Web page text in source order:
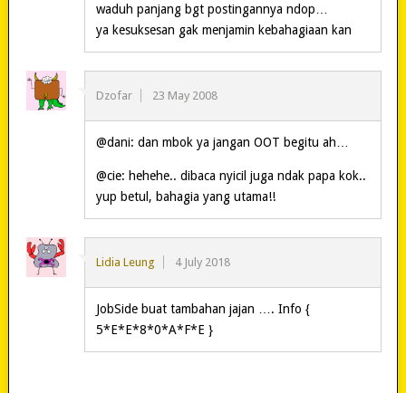
waduh panjang bgt postingannya ndop…
ya kesuksesan gak menjamin kebahagiaan kan
Dzofar 23 May 2008
@dani: dan mbok ya jangan OOT begitu ah…
@cie: hehehe.. dibaca nyicil juga ndak papa kok..
yup betul, bahagia yang utama!!
Lidia Leung 4 July 2018
JobSide buat tambahan jajan …. Info {
5*E*E*8*0*A*F*E }